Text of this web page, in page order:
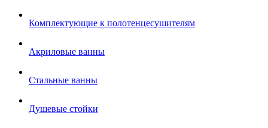
Комплектующие к полотенцесушителям
Акриловые ванны
Стальные ванны
Душевые стойки